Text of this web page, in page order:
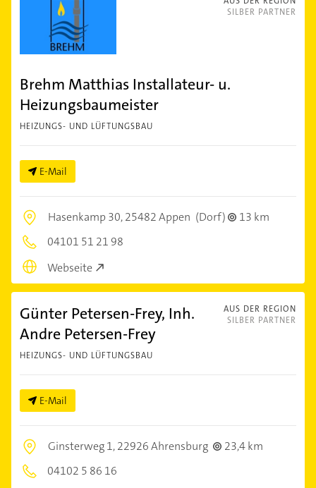
SILBER PARTNER
Brehm Matthias Installateur- u.
Heizungsbaumeister
HEIZUNGS- UND LÜFTUNGSBAU
E-Mail
Hasenkamp 30,25482 Appen (Dorf)
13 km
04101 51 21 98
Webseite
AUS DER REGION
SILBER PARTNER
Günter Petersen-Frey, Inh.
Andre Petersen-Frey
HEIZUNGS- UND LÜFTUNGSBAU
E-Mail
Ginsterweg 1,22926 Ahrensburg
23,4 km
04102 5 86 16